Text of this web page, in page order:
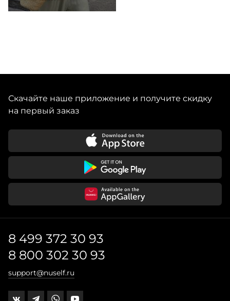
Скачайте наше приложение и получите скидку
на первый заказ
8 499 372 30 93
8 800 302 30 93
support@nuself.ru